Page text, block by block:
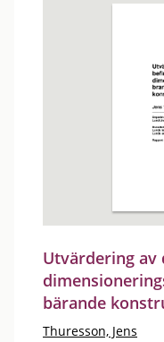
Utvärdering av
bärande
Thuresson, Jens